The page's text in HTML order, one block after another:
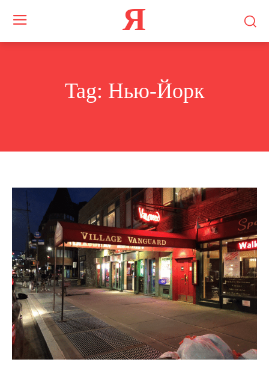
Я
Tag: Нью-Йорк